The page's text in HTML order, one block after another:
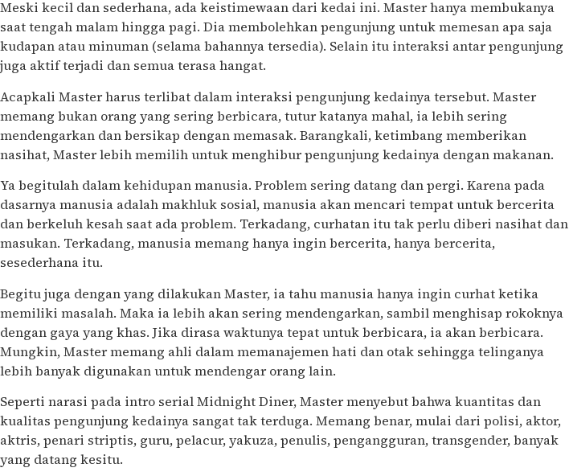
Meski kecil dan sederhana, ada keistimewaan dari kedai ini. Master hanya membukanya
saat tengah malam hingga pagi. Dia membolehkan pengunjung untuk memesan apa saja
kudapan atau minuman (selama bahannya tersedia). Selain itu interaksi antar pengunjung
juga aktif terjadi dan semua terasa hangat.
Acapkali Master harus terlibat dalam interaksi pengunjung kedainya tersebut. Master
memang bukan orang yang sering berbicara, tutur katanya mahal, ia lebih sering
mendengarkan dan bersikap dengan memasak. Barangkali, ketimbang memberikan
nasihat, Master lebih memilih untuk menghibur pengunjung kedainya dengan makanan.
Ya begitulah dalam kehidupan manusia. Problem sering datang dan pergi. Karena pada
dasarnya manusia adalah makhluk sosial, manusia akan mencari tempat untuk bercerita
dan berkeluh kesah saat ada problem. Terkadang, curhatan itu tak perlu diberi nasihat dan
masukan. Terkadang, manusia memang hanya ingin bercerita, hanya bercerita,
sesederhana itu.
Begitu juga dengan yang dilakukan Master, ia tahu manusia hanya ingin curhat ketika
memiliki masalah. Maka ia lebih akan sering mendengarkan, sambil menghisap rokoknya
dengan gaya yang khas. Jika dirasa waktunya tepat untuk berbicara, ia akan berbicara.
Mungkin, Master memang ahli dalam memanajemen hati dan otak sehingga telinganya
lebih banyak digunakan untuk mendengar orang lain.
Seperti narasi pada intro serial Midnight Diner, Master menyebut bahwa kuantitas dan
kualitas pengunjung kedainya sangat tak terduga. Memang benar, mulai dari polisi, aktor,
aktris, penari striptis, guru, pelacur, yakuza, penulis, pengangguran, transgender, banyak
yang datang kesitu.